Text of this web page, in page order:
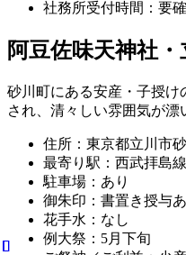
社務所受付時間：要
阿豆佐味天神社
砂川町にある安産・子授け
され、清々しい雰囲気が漂
住所：東京都立川市
最寄り駅：西武拝島
駐車場：あり
御朱印：書置き授与あ
花手水：なし
例大祭：5月下旬